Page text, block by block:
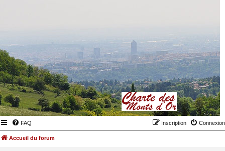
FAQ Connexion
Inscription
Accueil du forum